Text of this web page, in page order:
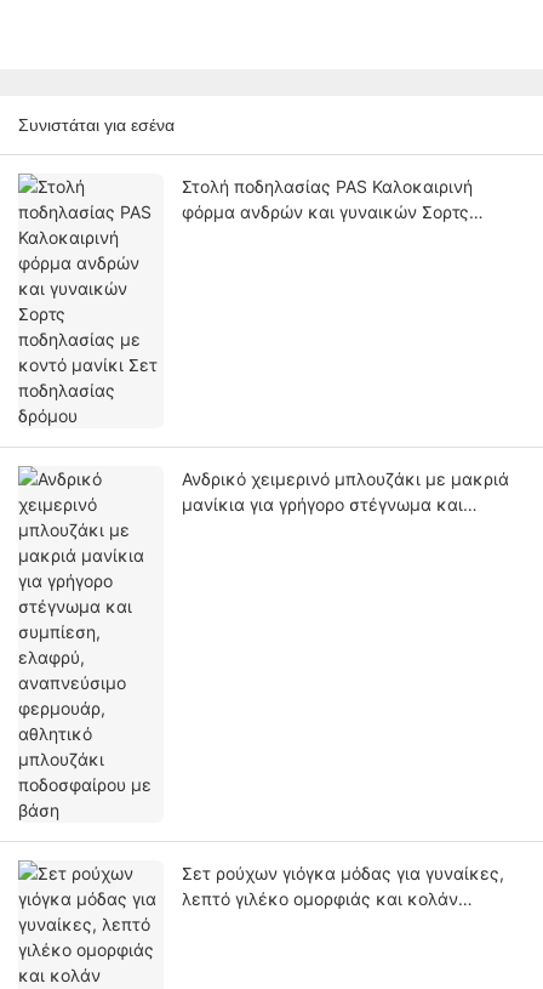
Συνιστάται για εσένα
Στολή ποδηλασίας PAS Καλοκαιρινή
φόρμα ανδρών και γυναικών Σορτς
Ανδρικό χειμερινό μπλουζάκι με μακριά
μανίκια για γρήγορο στέγνωμα και
Σετ ρούχων γιόγκα μόδας για γυναίκες,
λεπτό γιλέκο ομορφιάς και κολάν